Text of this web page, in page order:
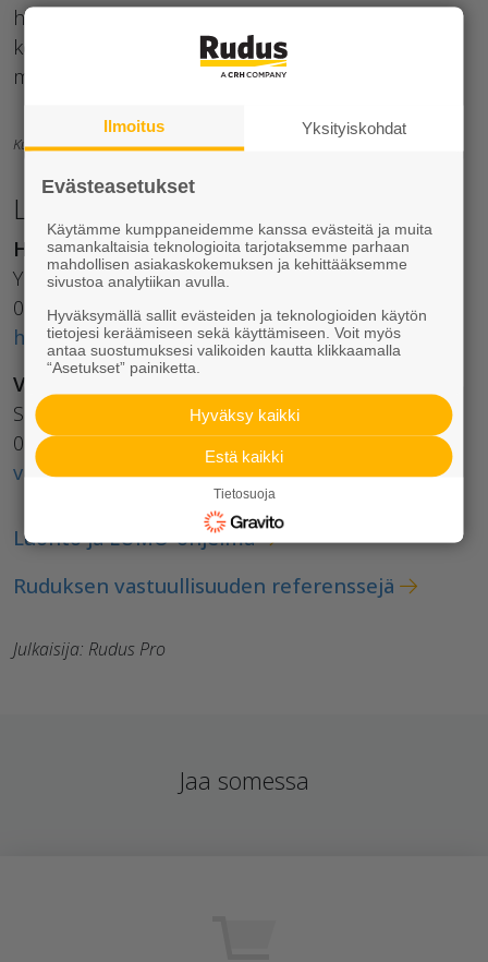
hanke on saanut rahoitusta Uudenmaan ELY-
keskukselta ympäristöministeriön vesien- ja
merenhoidon avustushaussa.
Kuvat: Viivi Kaasonen, WWF Suomi
Lisätietoja:
Heli Kanto
Ympäristöpäällikkö, Rudus Oy
020 447 4121
heli.kanto@rudus.fi
Viivi Kaasonen
Suojeluasiantuntija, WWF Suomi
050 471 9785
viivi.kaasonen@wwf.fi
Luonto ja LUMO-ohjelma
Ruduksen vastuullisuuden referenssejä
Julkaisija: Rudus Pro
Jaa somessa
Ilmoitus Yksityiskohdat
Evästeasetukset
Käytämme kumppaneidemme kanssa evästeitä ja muita
samankaltaisia teknologioita tarjotaksemme parhaan
mahdollisen asiakaskokemuksen ja kehittääksemme
sivustoa analytiikan avulla.
Hyväksymällä sallit evästeiden ja teknologioiden käytön
tietojesi keräämiseen sekä käyttämiseen. Voit myös
antaa suostumuksesi valikoiden kautta klikkaamalla
“Asetukset” painiketta.
Hyväksy kaikki
Estä kaikki
Tietosuoja